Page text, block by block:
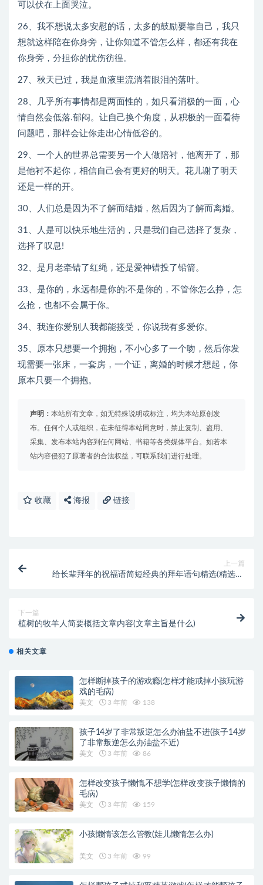
可以伏在上面哭泣。
26、我不想说太多安慰的话，太多的鼓励要靠自己，我只
想就这样陪在你身旁，让你知道不管怎么样，都还有我在
你身旁，分担你的忧伤彷徨。
27、秋天已过，我是血液里流淌着眼泪的落叶。
28、几乎所有事情都是两面性的，如只看消极的一面，心
情自然会低落.郁闷。让自己换个角度，从积极的一面看待
问题吧，那样会让你走出心情低谷的。
29、一个人的世界总需要另一个人做陪衬，他离开了，那
是他衬不起你，相信自己会有更好的明天。花儿谢了明天
还是一样的开。
30、人们总是因为不了解而结婚，然后因为了解而离婚。
31、人是可以快乐地生活的，只是我们自己选择了复杂，
选择了叹息!
32、是月老牵错了红绳，还是爱神错投了铅箭。
33、是你的，永远都是你的;不是你的，不管你怎么挣，怎
么抢，也都不会属于你。
34、我连你爱别人我都能接受，你说我有多爱你。
35、原本只想要一个拥抱，不小心多了一个吻，然后你发
现需要一张床，一套房，一个证，离婚的时候才想起，你
原本只要一个拥抱。
声明： 本站所有文章，如无特殊说明或标注，均为本站原创发
布。任何个人或组织，在未征得本站同意时，禁止复制、盗用、
采集、发布本站内容到任何网站、书籍等各类媒体平台。如若本
站内容侵犯了原著者的合法权益，可联系我们进行处理。
收藏 海报 链接
上一篇
给长辈拜年的祝福语简短经典的拜年语句精选(精选60
下一篇
植树的牧羊人简要概括文章内容(文章主旨是什么)
相关文章
怎样断掉孩子的游戏瘾(怎样才能戒掉小孩玩游
戏的毛病)
美文 3 年前 138
孩子14岁了非常叛逆怎么办油盐不进(孩子14岁
了非常叛逆怎么办油盐不近)
美文 3 年前 86
怎样改变孩子懒惰,不想学(怎样改变孩子懒惰的
毛病)
美文 3 年前 159
小孩懒惰该怎么管教(娃儿懒惰怎么办)
美文 3 年前 99